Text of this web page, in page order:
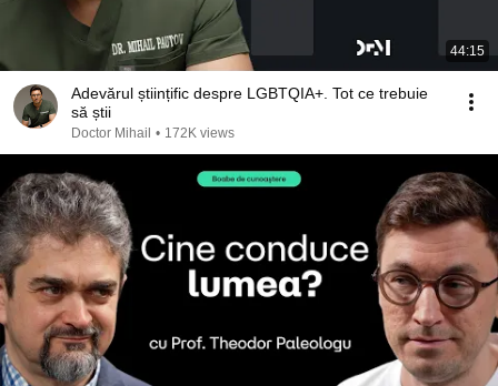
44:15
Adevărul științific despre LGBTQIA+. Tot ce trebuie
să știi
Doctor Mihail • 172K views